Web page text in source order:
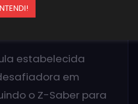
intenções do
estabelecida
em
o Z-Saber para